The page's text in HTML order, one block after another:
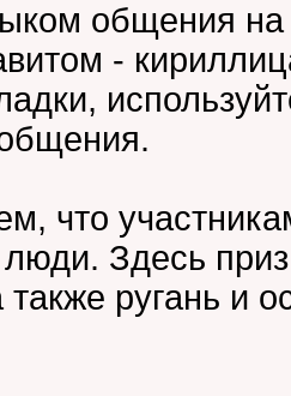
общения на
-
что
Здесь
ругань и